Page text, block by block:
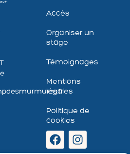
Accès
Organiser un
stage
Témoignages
Mentions
légales
Politique de
cookies